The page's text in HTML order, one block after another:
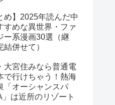
め】2025年読んだ中
すめな異世界・ファ
ー系漫画30選（継
結併せて）
大宮住みなら普通電
で行けちゃう！熱海
「オーシャンスパ
」は近所のリゾート